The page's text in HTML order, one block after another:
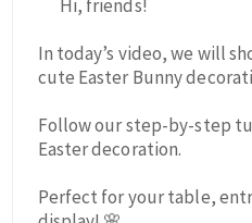
Hi, friends!
In today’s video, we will
cute Easter Bunny
Follow our step-by-step
Easter decoration.
Perfect for your table,